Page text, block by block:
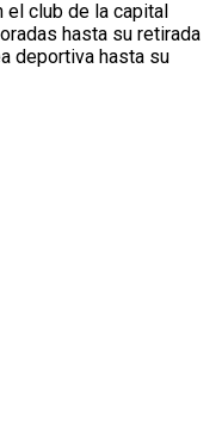
club de la capital
hasta su retirada
deportiva hasta su